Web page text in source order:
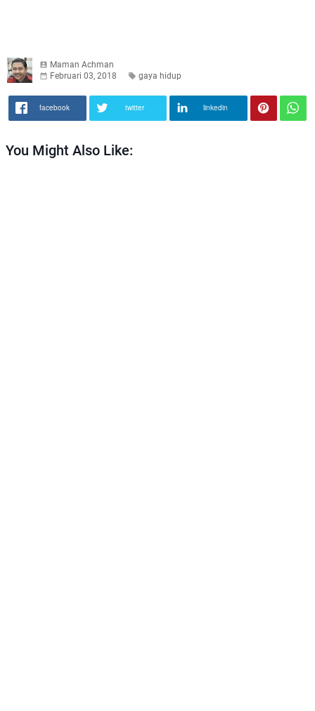
Maman Achman
Februari 03, 2018
gaya hidup
facebook twitter linkedin
You Might Also Like: